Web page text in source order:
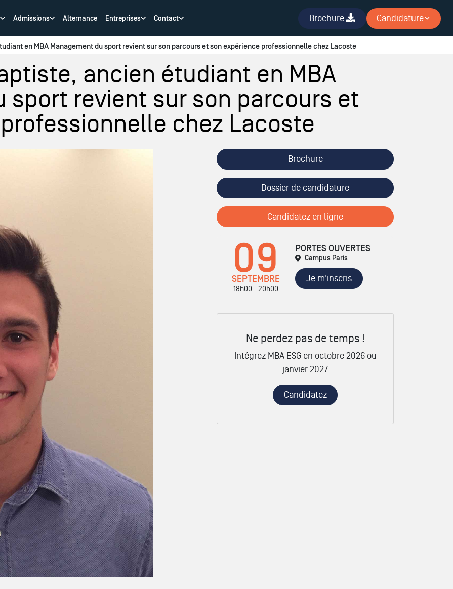
en MBA Management du sport revient sur son parcours et son expérience professionnelle chez Lacoste
ancien étudiant en MBA
sport revient sur son parcours et
chez Lacoste
Brochure
Dossier de candidature
Candidatez en ligne
09
SEPTEMBRE
18h00 - 20h00
PORTES OUVERTES
Campus Paris
Je m'inscris
Ne perdez pas de temps !
Intégrez MBA ESG en octobre 2026 ou
janvier 2027
Candidatez
Admissions Alternance Entreprises Contact Brochure Candidature